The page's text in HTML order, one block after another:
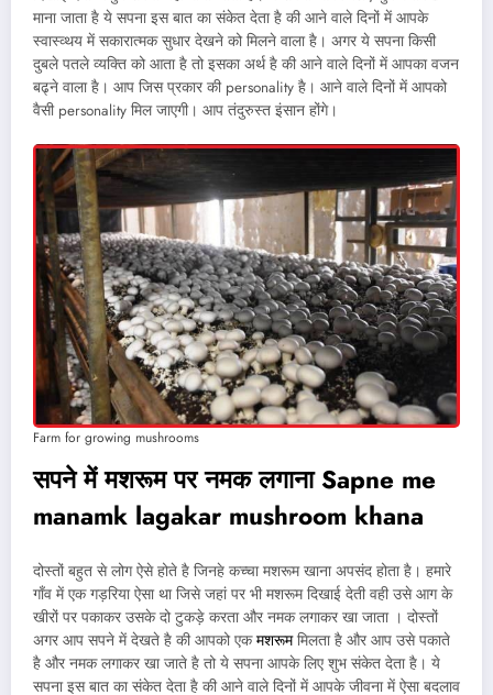
माना जाता है ये सपना इस बात का संकेत देता है की आने वाले दिनों में आपके
स्वास्व्थय में सकारात्मक सुधार देखने को मिलने वाला है। अगर ये सपना किसी
दुबले पतले व्यक्ति को आता है तो इसका अर्थ है की आने वाले दिनों में आपका वजन
बढ्ने वाला है। आप जिस प्रकार की personality है। आने वाले दिनों में आपको
वैसी personality मिल जाएगी। आप तंदुरुस्त इंसान होंगे।
Farm for growing mushrooms
सपने में मशरूम पर नमक लगानाSapne me
manamk lagakar mushroom khana
दोस्तों बहुत से लोग ऐसे होते है जिनहे कच्चा मशरूम खाना अपसंद होता है। हमारे
गाँव में एक गड़रिया ऐसा था जिसे जहां पर भी मशरूम दिखाई देती वही उसे आग के
खीरों पर पकाकर उसके दो टुकड़े करता और नमक लगाकर खा जाता । दोस्तों
अगर आप सपने में देखते है की आपको एकमशरूममिलता है और आप उसे पकाते
है और नमक लगाकर खा जाते है तो ये सपना आपके लिए शुभ संकेत देता है। ये
सपना इस बात का संकेत देता है की आने वाले दिनों में आपके जीवना में ऐसा बदलाव